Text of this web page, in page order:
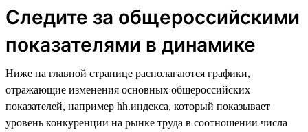
Следите за общероссийскими
показателями в динамике
Ниже на главной странице располагаются графики,
отражающие изменения основных общероссийских
показателей, например hh.индекса, который показывает
уровень конкуренции на рынке труда в соотношении числа